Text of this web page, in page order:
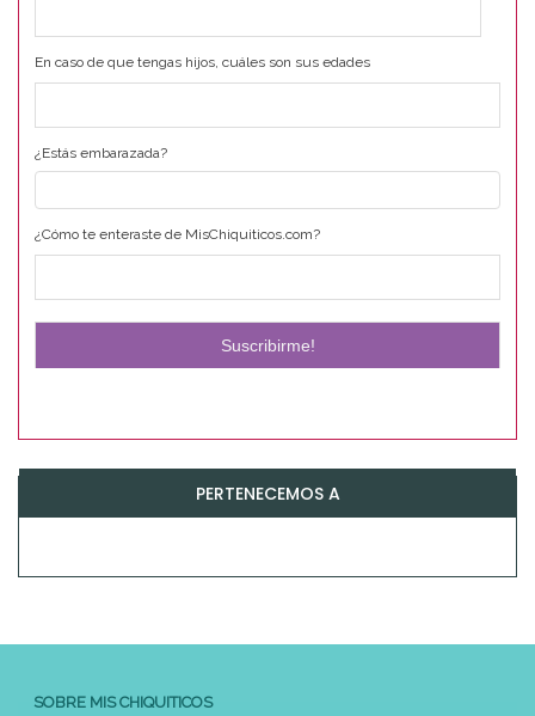
En caso de que tengas hijos, cuáles son sus edades
¿Estás embarazada?
¿Cómo te enteraste de MisChiquiticos.com?
PERTENECEMOS A
SOBRE MIS CHIQUITICOS